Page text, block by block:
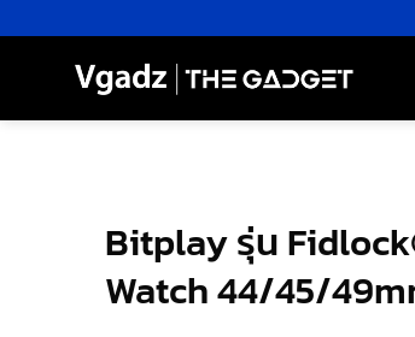
ไป
Bitplay รุ่น
Watch 44/45/